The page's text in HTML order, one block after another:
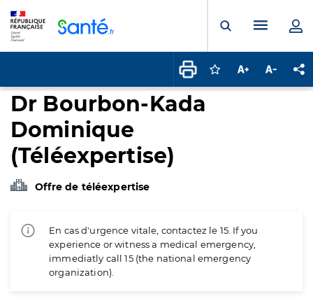
Ouvrir laMenu
Connectez-vous
Augmenter la
Dr Bourbon-Kada
Dominique
(Téléexpertise)
Offre de téléexpertise
En cas d'urgence vitale, contactez le 15. If you
experience or witness a medical emergency,
immediatly call 15 (the national emergency
organization).